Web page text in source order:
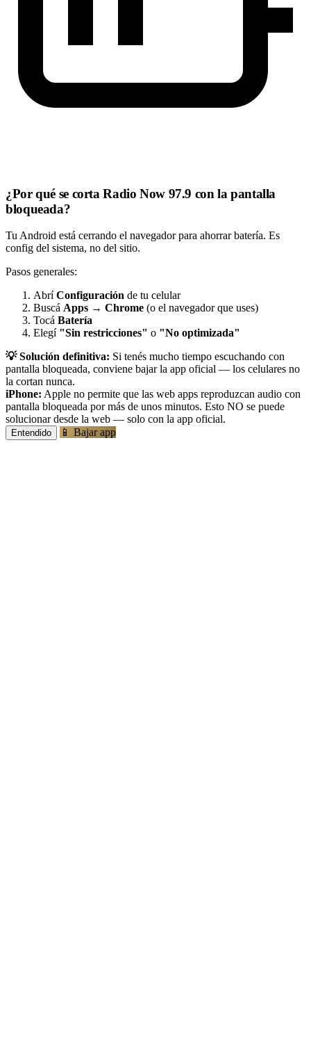
¿Por qué se corta Radio Now 97.9 con la pantalla
bloqueada?
Tu Android está cerrando el navegador para ahorrar batería. Es
config del sistema, no del sitio.
Pasos generales:
AbríConfiguración de tu celular
Buscá Apps → Chrome (o el navegador que uses)
Tocá Batería
Elegí "Sin restricciones" o "No optimizada"
💡 Solución definitiva: Si tenés mucho tiempo escuchando con
pantalla bloqueada, conviene bajar la app oficial — los celulares no
la cortan nunca.
iPhone: Apple no permite que las web apps reproduzcan audio con
pantalla bloqueada por más de unos minutos. Esto NO se puede
solucionar desde la web — solo con la app oficial.
Entendido 📱 Bajar app